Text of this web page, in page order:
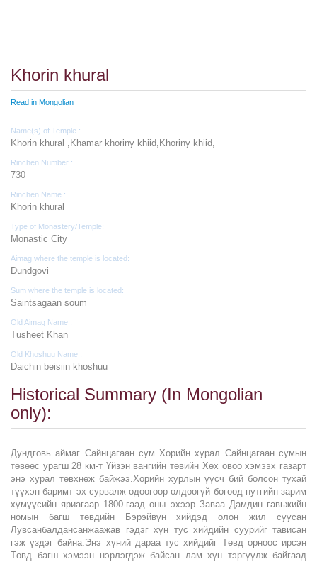
Khorin khural
Read in Mongolian
Name(s) of Temple :
Khorin khural ,Khamar khoriny khiid,Khoriny khiid,
Rinchen Number :
730
Rinchen Name :
Khorin khural
Type of Monastery/Temple:
Monastic City
Aimag where the temple is located:
Dundgovi
Sum where the temple is located:
Saintsagaan soum
Old Aimag Name :
Tusheet Khan
Old Khoshuu Name :
Daichin beisiin khoshuu
Historical Summary (In Mongolian
only):
Дундговь аймаг Сайнцагаан сум Хорийн хурал Сайнцагаан сумын
төвөөс урагш 28 км-т Үйзэн вангийн төвийн Хөх овоо хэмээх газарт
энэ хурал төвхнөж байжээ.Хорийн хурлын үүсч бий болсон тухай
түүхэн баримт эх сурвалж одоогоор олдоогүй бөгөөд нутгийн зарим
хүмүүсийн яриагаар 1800-гаад оны эхээр Заваа Дамдин гавьжийн
номын багш төвдийн Бэрэйвүн хийдэд олон жил суусан
Лувсанбалдансанжаажав гэдэг хүн тус хийдийн суурийг тависан
гэж үздэг байна.Энэ хүний дараа тус хийдийг Төвд орноос ирсэн
Төвд багш хэмээн нэрлэгдэж байсан лам хүн тэргүүлж байгаад